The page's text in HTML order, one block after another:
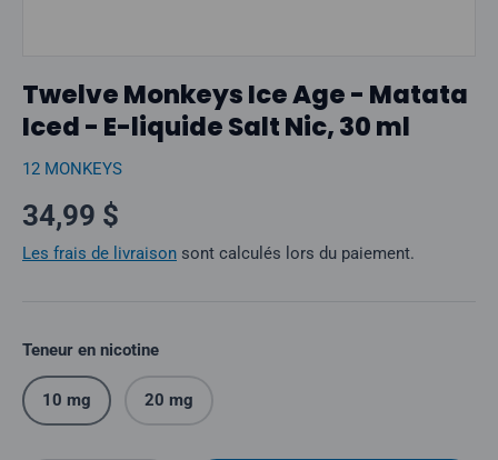
Twelve Monkeys Ice Age - Matata
Iced - E-liquide Salt Nic, 30 ml
12 MONKEYS
Prix normal
34,99 $
Les frais de livraison sont calculés lors du paiement.
Teneur en nicotine
10 mg 20 mg